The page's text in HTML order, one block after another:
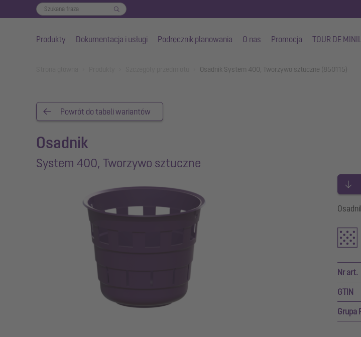
Produkty Dokumentacja i usługi Podręcznik planowania O nas Promocja TOUR DE
Osadnik System 400, Tworzywo sztuczne (850115)
Powrót do tabeli wariantów
Osadnik
System 400, Tworzywo sztuczne
Nr art.
GTIN
Grupa